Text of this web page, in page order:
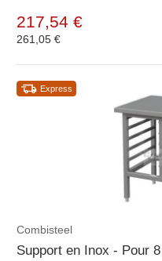
217,54 €
261,05 €
Express
Combisteel
Support en Inox - Pour